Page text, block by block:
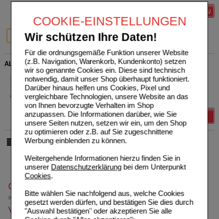
COOKIE-EINSTELLUNGEN
Wir schützen Ihre Daten!
Für die ordnungsgemäße Funktion unserer Website
(z.B. Navigation, Warenkorb, Kundenkonto) setzen
wir so genannte Cookies ein. Diese sind technisch
notwendig, damit unser Shop überhaupt funktioniert.
Darüber hinaus helfen uns Cookies, Pixel und
vergleichbare Technologien, unsere Website an das
von Ihnen bevorzugte Verhalten im Shop
anzupassen. Die Informationen darüber, wie Sie
unsere Seiten nutzen, setzen wir ein, um den Shop
zu optimieren oder z.B. auf Sie zugeschnittene
Werbung einblenden zu können.
Weitergehende Informationen hierzu finden Sie in
unserer Datenschutzerklärungbei dem Unterpunkt
Cookies.
Bitte wählen Sie nachfolgend aus, welche Cookies
gesetzt werden dürfen, und bestätigen Sie dies durch
"Auswahl bestätigen" oder akzeptieren Sie alle
30 St 90 St
ALLERGOSAN Zink 100 pro Kapseln
INSTITUT ALLERGOSAN
Deutschland (privat) GmbH
11118029
60St Kapseln
UVP**
Unser Preis*
Sie sparen 3,70 €
pro Seite
0800-10 11 422
gebührenfreie Rufnummer
Versandkostenfrei